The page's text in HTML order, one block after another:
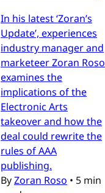
In his latest ‘Zoran’s
Update’, experiences
industry manager and
marketeer Zoran Roso
examines the
implications of the
Electronic Arts
takeover and how the
deal could rewrite the
rules of AAA
publishing.
ByZoran Roso • 5 min